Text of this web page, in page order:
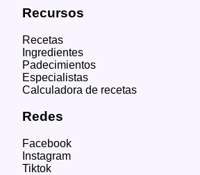
Recursos
Recetas
Ingredientes
Padecimientos
Especialistas
Calculadora de recetas
Redes
Facebook
Instagram
Tiktok